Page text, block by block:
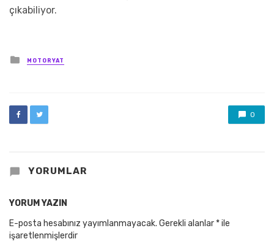
çıkabiliyor.
Posted
in
MOTORYAT
0
YORUMLAR
YORUM YAZIN
E-posta hesabınız yayımlanmayacak. Gerekli alanlar *ile
işaretlenmişlerdir